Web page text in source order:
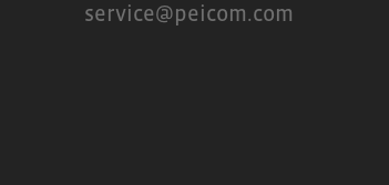
service@peicom.com